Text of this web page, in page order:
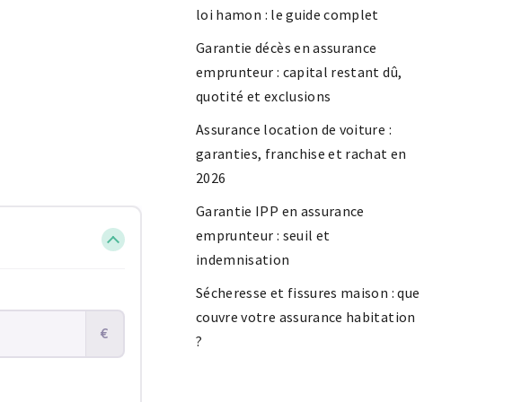
loi hamon : le guide complet
Garantie décès en assurance
emprunteur : capital restant dû,
quotité et exclusions
Assurance location de voiture :
garanties, franchise et rachat en
2026
Garantie IPP en assurance
emprunteur : seuil et
indemnisation
Sécheresse et fissures maison : que
couvre votre assurance habitation
?